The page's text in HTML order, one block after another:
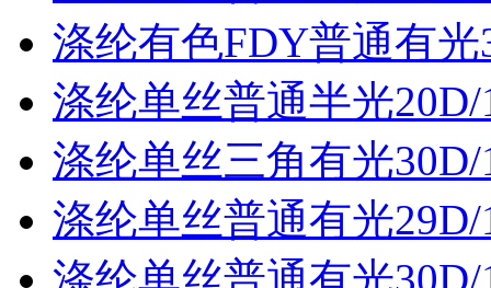
涤纶有色FDY普通有光
涤纶单丝普通半光20D/
涤纶单丝三角有光30D/
涤纶单丝普通有光29D/
涤纶单丝普通有光30D/